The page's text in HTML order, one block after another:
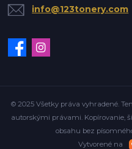
info@123tonery.com
© 2025 Všetky práva vyhradené.
autorskými právami. Kopírovanie,
obsahu bez
Vytvorené na